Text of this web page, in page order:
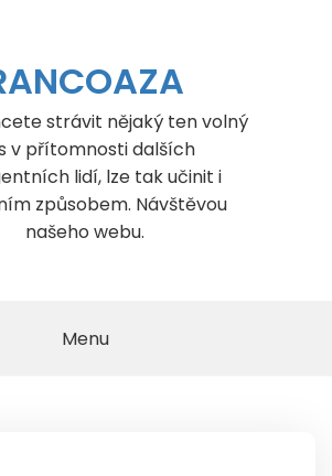
strávit nějaký ten volný
v přítomnosti dalších
lidí, lze tak učinit i
způsobem. Návštěvou
našeho webu.
Menu